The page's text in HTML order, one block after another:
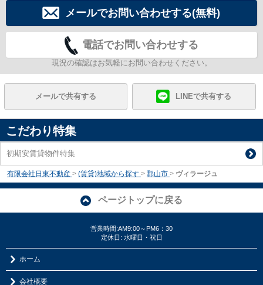
メールでお問い合わせする(無料)
電話でお問い合わせする
現況の確認はお気軽にお問い合わせください。
メールで共有する LINEで共有する
こだわり特集
初期安賃貸物件特集
有限会社日東不動産 > (賃貸)地域から探す > 郡山市 > ヴィラージュ
ページトップに戻る
営業時間:AM9:00～PM6：30
定休日: 水曜日・祝日
ホーム
会社概要